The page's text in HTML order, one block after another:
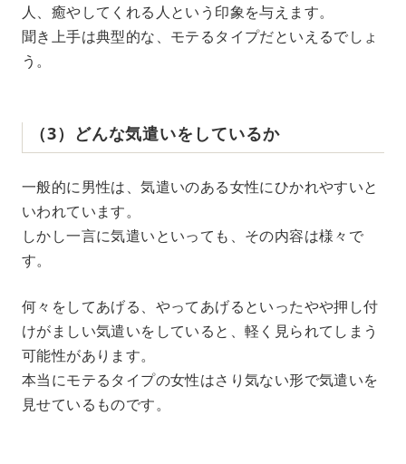
人、癒やしてくれる人という印象を与えます。
聞き上手は典型的な、モテるタイプだといえるでしょ
う。
（3）どんな気遣いをしているか
一般的に男性は、気遣いのある女性にひかれやすいと
いわれています。
しかし一言に気遣いといっても、その内容は様々で
す。
何々をしてあげる、やってあげるといったやや押し付
けがましい気遣いをしていると、軽く見られてしまう
可能性があります。
本当にモテるタイプの女性はさり気ない形で気遣いを
見せているものです。